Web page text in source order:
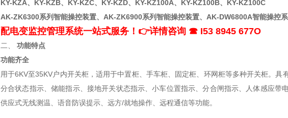
KY-KZA、KY-KZB、KY-KZC、KY-KZD、KY-KZ100A、KY-KZ100B、KY-KZ100C
AK-ZK6300系列智能操控装置、AK-ZK6900系列智能操控装置、AK-DW6800A智能操控
配电变监控管理系统一站式服务！ 👉详情咨询 ☎ I53 8945 677O
二、 功能特点
功能齐全
用于6KV至35KV户内开关柜，适用于中置柜、手车柜、固定柜、环网柜等多种开关柜。
分合状态指示、储能指示、接地开关状态指示、小车位置指示、分合闸指示、人体感应带
供应式无线测温、语音防误提示、远方/就地操作、远程通信等功能。